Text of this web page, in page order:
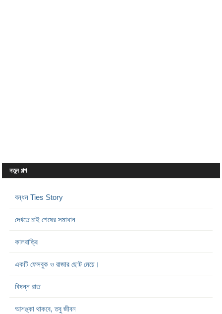
নতুন গল্প
বন্ধন Ties Story
দেখতে চাই শেষের সমাধান
কালরাত্রি
একটি ফেসবুক ও রাজার ছোট মেয়ে।
বিষন্ন রাত
আশঙ্কা থাকবে, তবু জীবন